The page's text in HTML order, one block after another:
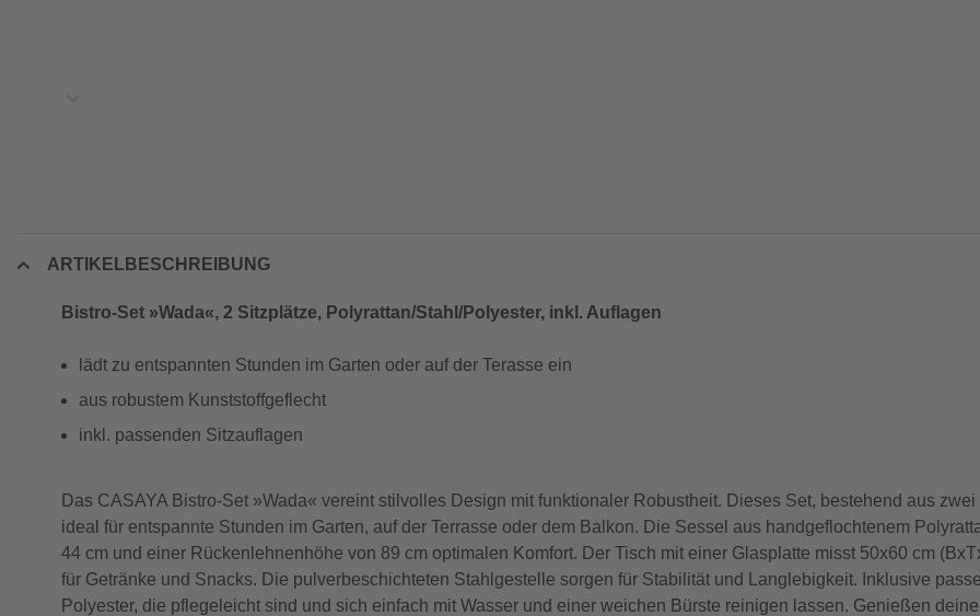
ARTIKELBESCHREIBUNG
Bistro-Set »Wada«, 2 Sitzplätze, Polyrattan/Stahl/Polyester, inkl. Auflagen
lädt zu entspannten Stunden im Garten oder auf der Terasse ein
aus robustem Kunststoffgeflecht
inkl. passenden Sitzauflagen
Das CASAYA Bistro-Set »Wada« vereint stilvolles Design mit funktionaler Robustheit. Dieses Set, bestehend aus
ideal für entspannte Stunden im Garten, auf der Terrasse oder dem Balkon. Die Sessel aus handgeflochtenem
44 cm und einer Rückenlehnenhöhe von 89 cm optimalen Komfort. Der Tisch mit einer Glasplatte misst 50x60 cm
für Getränke und Snacks. Die pulverbeschichteten Stahlgestelle sorgen für Stabilität und Langlebigkeit. Inklusive
Polyester, die pflegeleicht sind und sich einfach mit Wasser und einer weichen Bürste reinigen lassen. Genießen